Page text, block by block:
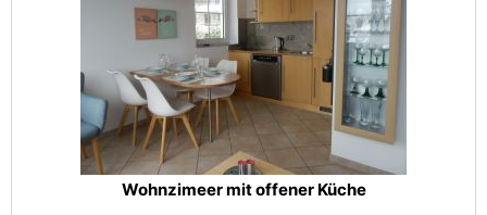
Wohnzimeer mit offener Küche